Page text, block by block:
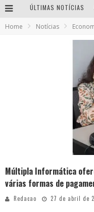
ÚLTIMAS NOTÍCIAS
Home Notícias
Múltipla Informática
várias formas de
Redacao 27 de abril de